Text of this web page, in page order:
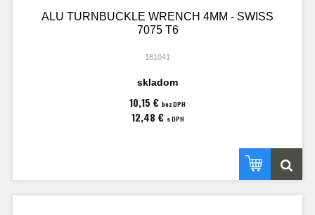
ALU TURNBUCKLE WRENCH 4MM - SWISS
7075 T6
181041
skladom
10,15 € bez DPH
12,48 € s DPH